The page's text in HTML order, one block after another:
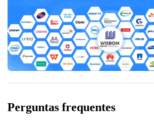
Perguntas frequentes